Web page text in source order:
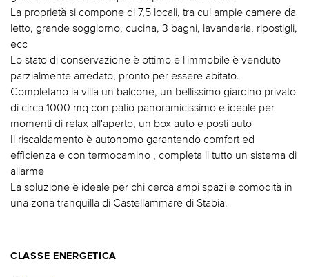
La proprietà si compone di 7,5 locali, tra cui ampie camere da
letto, grande soggiorno, cucina, 3 bagni, lavanderia, ripostigli,
ecc
Lo stato di conservazione è ottimo e l'immobile è venduto
parzialmente arredato, pronto per essere abitato.
Completano la villa un balcone, un bellissimo giardino privato
di circa 1000 mq con patio panoramicissimo e ideale per
momenti di relax all'aperto, un box auto e posti auto
Il riscaldamento è autonomo garantendo comfort ed
efficienza e con termocamino , completa il tutto un sistema di
allarme
La soluzione è ideale per chi cerca ampi spazi e comodità in
una zona tranquilla di Castellammare di Stabia.
CLASSE ENERGETICA